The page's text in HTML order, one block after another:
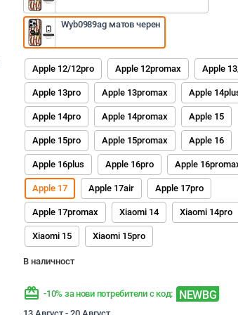
Wyb0989ag матов черен
Apple 12/12pro Apple 12promax Apple
Apple 13pro Apple 13promax Apple
Apple 14pro Apple 14promax Apple 15
Apple 15pro Apple 15promax Apple 16
Apple 16plus Apple 16pro Apple
Apple 17 Apple 17air Apple 17pro
Apple 17promax Xiaomi 14 Xiaomi 14pro
Xiaomi 15 Xiaomi 15pro
В наличност
redeem -10% за нови потребители с код: NEWBG